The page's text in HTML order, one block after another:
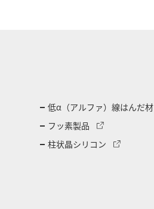
低α（アルファ）線はんだ材
フッ素製品
柱状晶シリコン